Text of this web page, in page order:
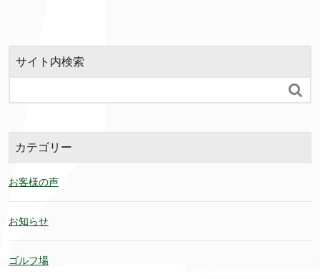
サイト内検索

カテゴリー
お客様の声
お知らせ
ゴルフ場